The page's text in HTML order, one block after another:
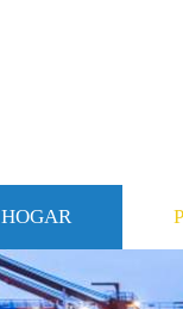
HOGAR